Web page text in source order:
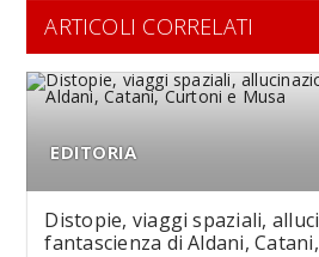
ARTICOLI CORRELATI
EDITORIA
Distopie, viaggi spaziali,
fantascienza di Aldani,